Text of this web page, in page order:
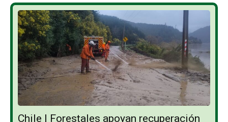
Chile | Forestales apoyan recuperación